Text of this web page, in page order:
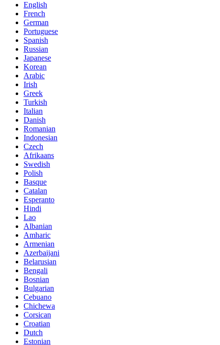
English
French
German
Portuguese
Spanish
Russian
Japanese
Korean
Arabic
Irish
Greek
Turkish
Italian
Danish
Romanian
Indonesian
Czech
Afrikaans
Swedish
Polish
Basque
Catalan
Esperanto
Hindi
Lao
Albanian
Amharic
Armenian
Azerbaijani
Belarusian
Bengali
Bosnian
Bulgarian
Cebuano
Chichewa
Corsican
Croatian
Dutch
Estonian